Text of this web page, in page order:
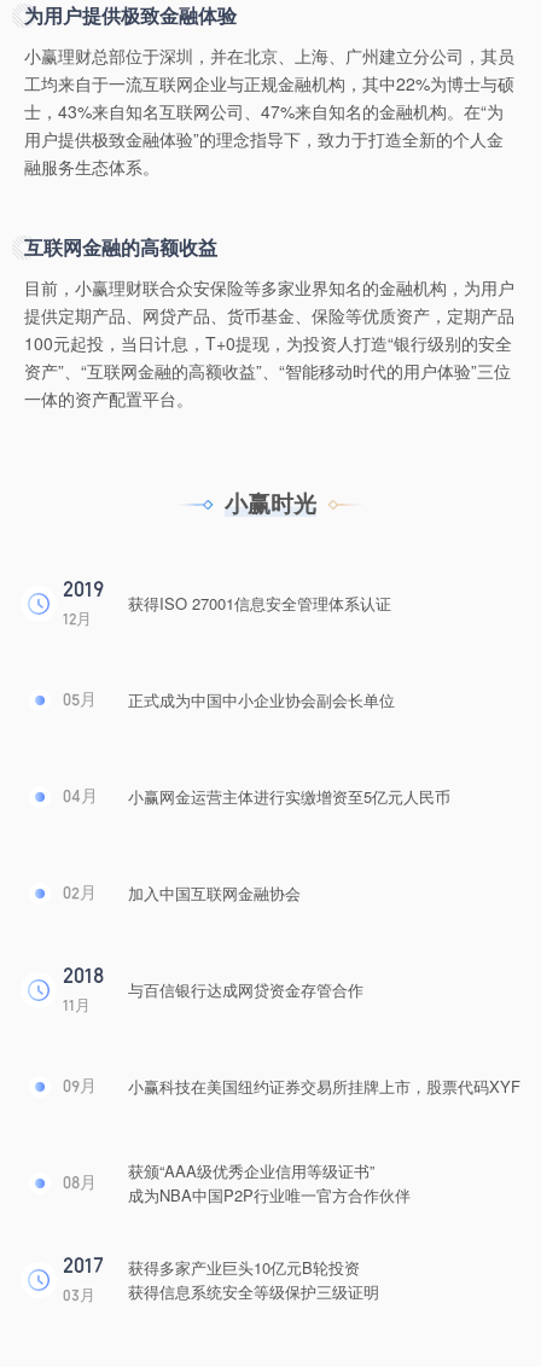
为用户提供极致金融体验
小赢理财总部位于深圳，并在北京、上海、广州建立分公司，其员
工均来自于一流互联网企业与正规金融机构，其中22%为博士与硕
士，43%来自知名互联网公司、47%来自知名的金融机构。在“为
用户提供极致金融体验”的理念指导下，致力于打造全新的个人金
融服务生态体系。
互联网金融的高额收益
目前，小赢理财联合众安保险等多家业界知名的金融机构，为用户
提供定期产品、网贷产品、货币基金、保险等优质资产，定期产品
100元起投，当日计息，T+0提现，为投资人打造“银行级别的安全
资产”、“互联网金融的高额收益”、“智能移动时代的用户体验”三位
一体的资产配置平台。
小赢时光
2019
12月
获得ISO 27001信息安全管理体系认证
05月 正式成为中国中小企业协会副会长单位
04月 小赢网金运营主体进行实缴增资至5亿元人民币
02月 加入中国互联网金融协会
2018
11月
与百信银行达成网贷资金存管合作
09月 小赢科技在美国纽约证券交易所挂牌上市，股票代码XYF
08月
获颁“AAA级优秀企业信用等级证书”
成为NBA中国P2P行业唯一官方合作伙伴
2017
03月
获得多家产业巨头10亿元B轮投资
获得信息系统安全等级保护三级证明